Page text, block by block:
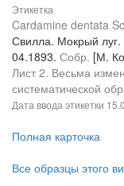
Этикетка
Cardamine dentata
Свилла. Мокрый
04.1893. Собр. [М.
Лист 2. Весьма
систематической
Дата ввода этикетки
Полная карточка
Все образцы этого